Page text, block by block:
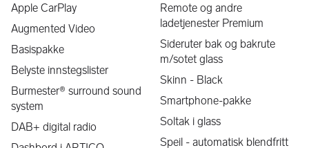
når du kjører i kø med hyppige stopp. Ved fare for kollisjon
griper i tillegg den aktive bremse assistenten inn og aktiverer
bremsene.
Denne bilen kommer med den flotte
AMG Line
er et dynamisk design som gir eksteriøret og interiør et
sportslig og eksklusivt preg. Tekniske funksjoner byr dessuten
på merkbart mer kjøreglede.
Denne bilen har ryggekamera.
Apple CarPlay
Augmented Video
Basispakke
Belyste innstegslister
Burmester® surround sound
system
DAB+ digital radio
Remote og andre
ladetjenester Premium
Sideruter bak og bakrute
m/sotet glass
Skinn - Black
Smartphone-pakke
Soltak i glass
Speil - automatisk blendfritt